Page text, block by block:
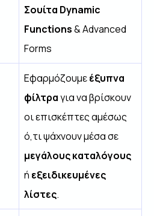
Σουίτα Dynamic
Functions& Advanced
Forms
Εφαρμόζουμεέξυπνα
φίλτραγια να βρίσκουν
οι επισκέπτες αμέσως
ό,τι ψάχνουν μέσα σε
μεγάλους καταλόγους
ή εξειδικευμένες
λίστες.